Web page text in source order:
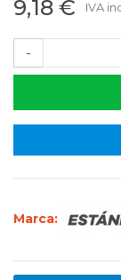
9,18 € IVA
-
Marca: